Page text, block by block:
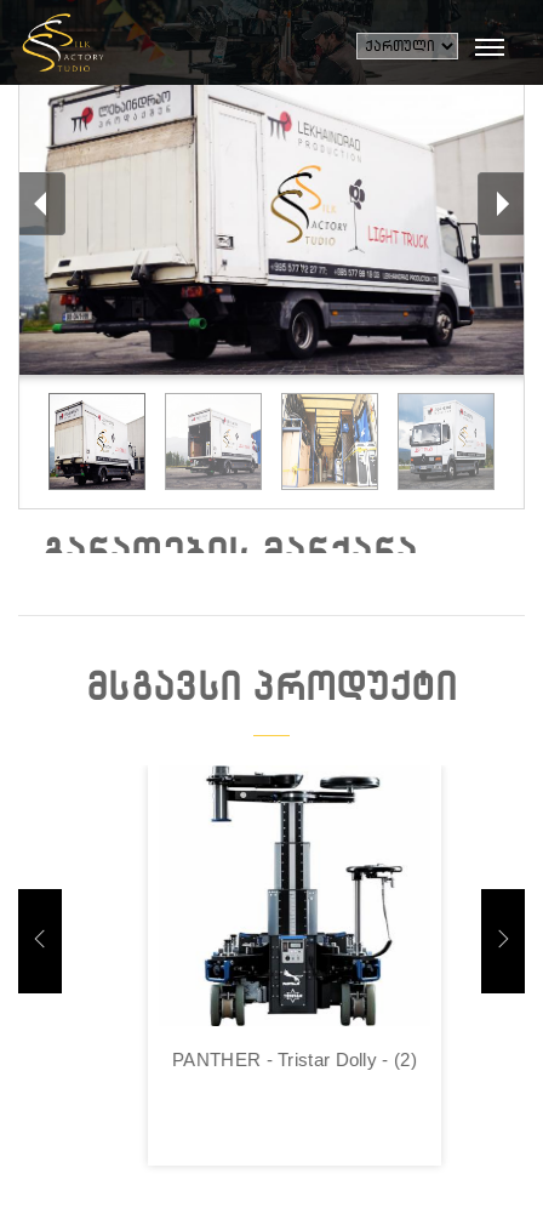
ᲒᲐᲜᲐᲗᲔᲑᲘᲡ ᲛᲐᲜᲥᲐᲜᲐ
ᲛᲡᲒᲐᲕᲡᲘ ᲞᲠᲝᲓᲣᲥᲢᲘ
PANTHER - Tristar Dolly - (2)